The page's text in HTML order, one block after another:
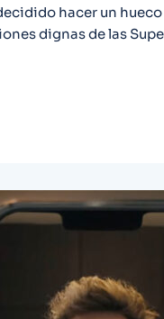
hacer un hueco
dignas de las